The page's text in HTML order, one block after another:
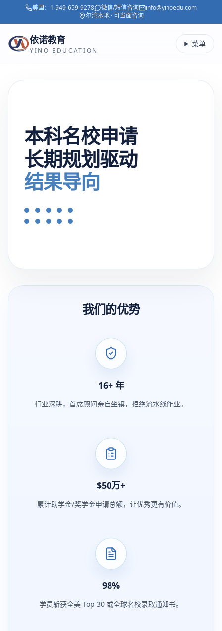
美国： 1-949-659-9278 微信/短信咨询
info@yinoedu.com
尔湾本地 · 可当面咨询
依诺教育
YINO EDUCATION
菜单
本科名校申请
长期规划驱动
结果导向
我们的优势
16+年
行业深耕，首席顾问亲自坐镇，拒绝流水线作业。
$50万+
累计助学金/奖学金申请总额，让优秀更有价值。
98%
学员斩获全美 Top 30 或全球名校录取通知书。